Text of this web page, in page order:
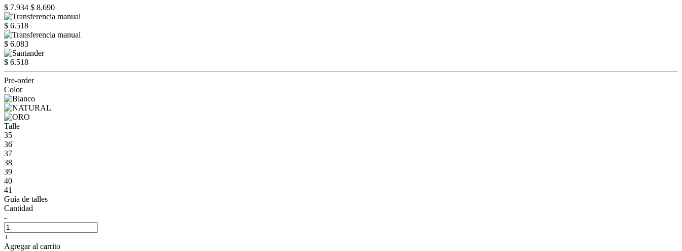
$ 7.934 $ 8.690
$ 6.518
$ 6.083
$ 6.518
Pre-order
Color
Talle
35
36
37
38
39
40
41
Guía de talles
Cantidad
-
+
Agregar al carrito